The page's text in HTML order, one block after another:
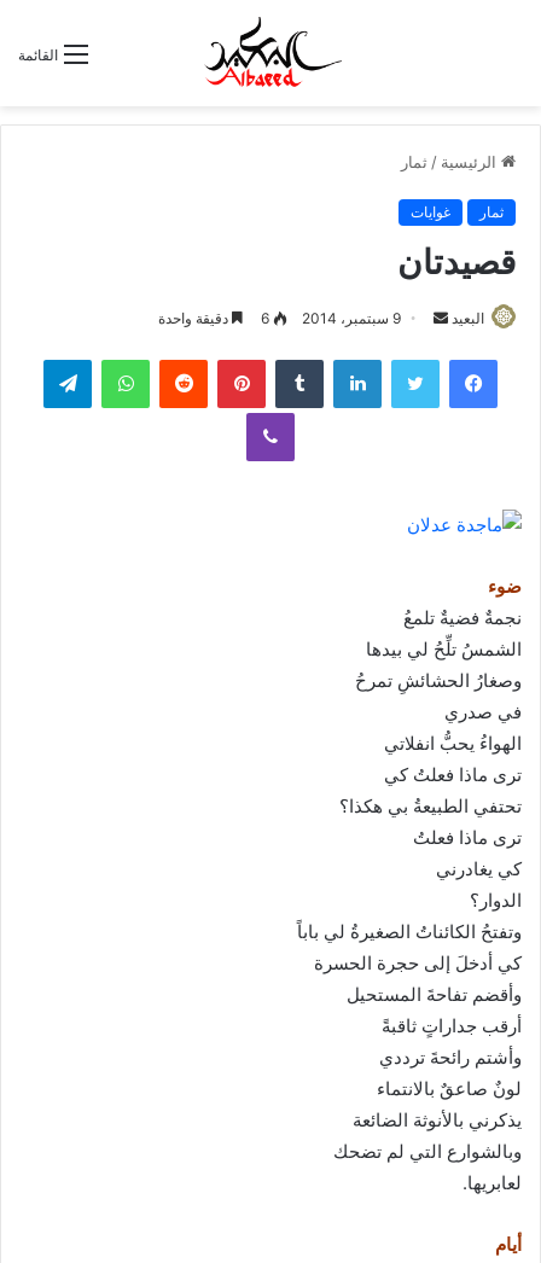
القائمة
الرئيسية / ثمار
ثمار غوايات
قصيدتان
البعيد
س
ل
د
ك
ن
ي
ا
9 سبتمبر، 2014 6 دقيقة واحدة
لينكدإن بينتيريست واتساب
ڤايبر
ضوء
نجمةٌ فضيةٌ تلمعُ
الشمسُ تلِّحُ لي بيدها
وصغارُ الحشائشِ تمرحُ
في صدري
الهواءُ يحبُّ انفلاتي
ترى ماذا فعلتُ كي
تحتفي الطبيعةُ بي هكذا؟
ترى ماذا فعلتُ
كي يغادرني
الدوار؟
وتفتحُ الكائناتُ الصغيرةُ لي باباً
كي أدخلَ إلى حجرة الحسرة
وأقضم تفاحةَ المستحيل
أرقب جداراتٍ ثاقبةً
وأشتم رائحةَ ترددي
لونٌ صاعقٌ بالانتماء
يذكرني بالأنوثة الضائعة
وبالشوارع التي لم تضحك
لعابريها.
أيام